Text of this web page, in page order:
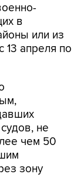
в
или из
13 апреля по
не
чем 50
зону